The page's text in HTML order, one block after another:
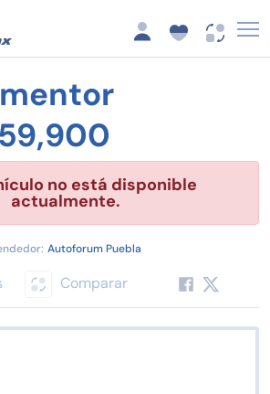
no está disponible
actualmente.
Autoforum Puebla
Comparar